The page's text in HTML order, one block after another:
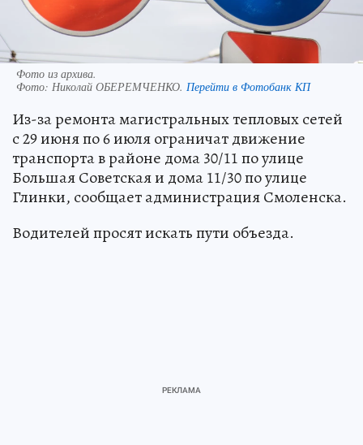
Фото из архива.
Фото: Николай ОБЕРЕМЧЕНКО. Перейти в Фотобанк КП
Из-за ремонта магистральных тепловых сетей
с 29 июня по 6 июля ограничат движение
транспорта в районе дома 30/11 по улице
Большая Советская и дома 11/30 по улице
Глинки, сообщает администрация Смоленска.
Водителей просят искать пути объезда.